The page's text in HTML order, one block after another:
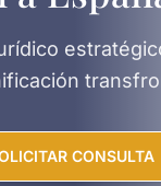
CONSULTA